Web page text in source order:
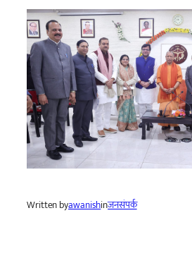
Written byawanishinजनसंपर्क